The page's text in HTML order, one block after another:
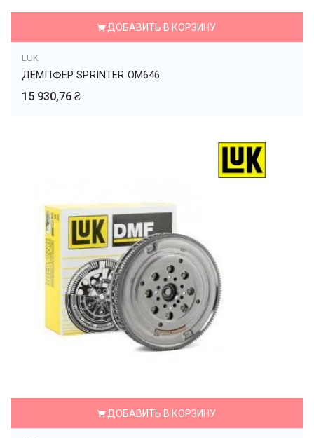
ДОБАВИТЬ В КОРЗИНУ
LUK
ДЕМПФЕР SPRINTER OM646
15 930,76 ₴
ДОБАВИТЬ В КОРЗИНУ